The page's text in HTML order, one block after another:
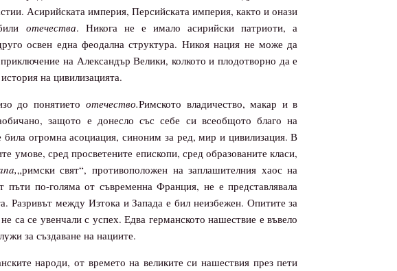
Асирийската империя, Персийската империя, както и онази
отечества. Никога не е имало асирийски патриоти, а
освен една феодална структура. Никоя нация не може да
на Александър Велики, колкото и плодотворно да е
на цивилизацията.
до понятиетоотечество.Римското владичество, макар и в
защото е донесло със себе си всеобщото благо на
била огромна асоциация, синоним за ред, мир и цивилизация. В
умове, сред просветените епископи, сред образованите класи,
„римски свят“, противоположен на заплашителния хаос на
пъти по-голяма от съвременна Франция, не е представлявала
Разривът между Изтока и Запада е бил неизбежен. Опитите за
са се увенчали с успех. Едва германското нашествие е въвело
за създаване на нациите.
народи, от времето на великите си нашествия през пети